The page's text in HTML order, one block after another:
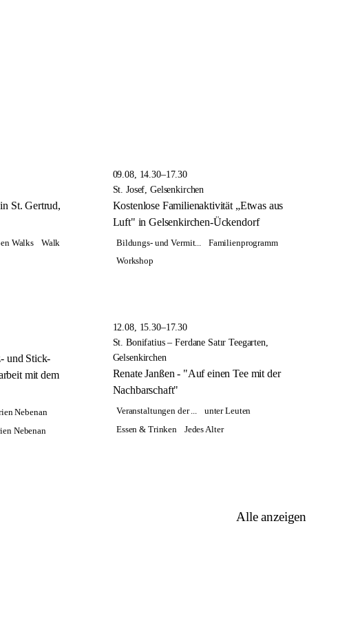
St. Gertrud,
Walks
Walk
09.08, 14.30–17.30
St. Josef, Gelsenkirchen
Kostenlose Familienaktivität „Etwas aus
Luft" in Gelsenkirchen-Ückendorf
Bildungs- und Vermit...
Familienprogramm
Workshop
und Stick-
mit dem
Nebenan
Nebenan
12.08, 15.30–17.30
St. Bonifatius – Ferdane Satır Teegarten,
Gelsenkirchen
Renate Janßen - "Auf einen Tee mit der
Nachbarschaft"
Veranstaltungen der ...
unter Leuten
Essen & Trinken
Jedes Alter
Alle anzeigen